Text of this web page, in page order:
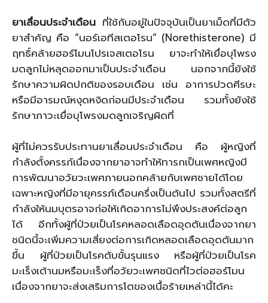
ยาเลื่อนประจำเดือน ที่ใช้กันอยู่ในปัจจุบันเป็นยาเม็ดที่มีตัว
ยาสำคัญ คือ “นอร์เอทีสเตอโรน” (Norethisterone) มี
ฤทธิ์คล้ายฮอร์โมนโปรเจสเตอโรน ยาจะทำให้เยื่อบุโพรง
มดลูกไม่หลุดออกมาเป็นประจำเดือน นอกจากนี้ยังใช้
รักษาความผิดปกติของรอบเดือน เช่น อาการปวดศีรษะ
หรือมีอารมณ์หงุดหงิดก่อนมีประจำเดือน รวมทั้งยังใช้
รักษาภาวะเยื่อบุโพรงมดลูกเจริญผิดที่
ผู้ที่ไม่ควรรับประทานยาเลื่อนประจําเดือน คือ ผู้หญิงที่
กำลังตั้งครรภ์เนื่องจากยาอาจทำให้ทารกเป็นเพศหญิงมี
การพัฒนาอวัยวะเพศภายนอกคล้ายกับเพศชายได้โดย
เฉพาะหญิงที่มีอายุครรภ์เดือนครึ่งเป็นต้นไป รวมทั้งสตรีที่
กำลังให้นมบุตรอาจก่อให้เกิดอาการไม่พึงประสงค์ต่อลูก
ได้ อีกทั้งผู้ที่ป่วยเป็นโรคหลอดเลือดอุดตันเนื่องจากยา
ชนิดนี้จะเพิ่มความเสี่ยงต่อการเกิดหลอดเลือดอุดตันมาก
ขึ้น ผู้ที่ป่วยเป็นโรคตับขั้นรุนแรง หรือผู้ที่ป่วยเป็นโรค
มะเร็งเต้านมหรือมะเร็งที่อวัยวะเพศชนิดที่ไวต่อฮอร์โมน
เนื่องจากยาจะส่งเสริมการโตของเนื้อร้ายเหล่านี้ได้คะ